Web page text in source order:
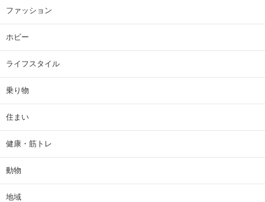
ファッション
ホビー
ライフスタイル
乗り物
住まい
健康・筋トレ
動物
地域